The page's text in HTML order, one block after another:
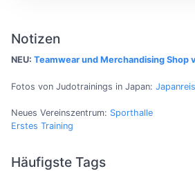
Notizen
NEU: Teamwear und Merchandising Shop
Fotos von Judotrainings in Japan:
Neues Vereinszentrum: Sporthalle
Erstes Training
Häufigste Tags